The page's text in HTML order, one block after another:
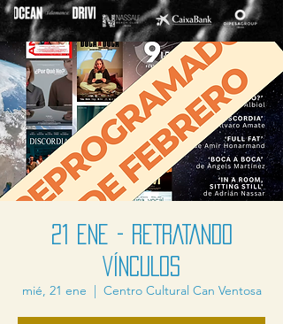
21 ENE - RETRATANDO
VÍNCULOS
mié, 21 ene
  |
Centro Cultural Can Ventosa